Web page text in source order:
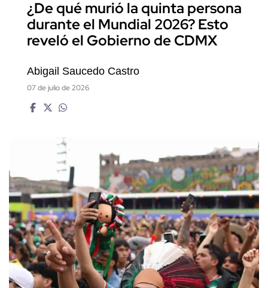
¿De qué murió la quinta persona
durante el Mundial 2026? Esto
reveló el Gobierno de CDMX
Abigail Saucedo Castro
07 de julio de 2026